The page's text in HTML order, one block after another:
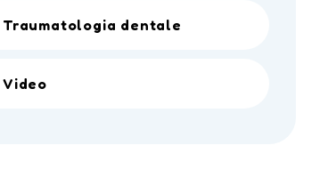
Traumatologia dentale
Video